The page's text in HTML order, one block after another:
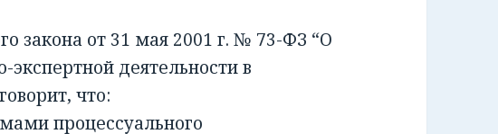
закона от 31 мая 2001 г. № 73-ФЗ “О
экспертной деятельности в
что:
процессуального